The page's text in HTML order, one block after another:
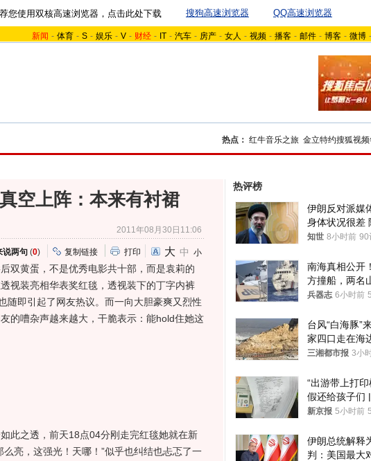
您使用双核高速浏览器，点击此处下载 搜狗高速浏览器 QQ高速浏览器
新闻 - 体育 - S - 娱乐 - V - 财经 - IT - 汽车 - 房产 - 女人 - 视频 - 播客 - 邮件 - 博客 - 微博 -
热点： 红牛音乐之旅 金立特约搜狐视
空上阵：本来有衬裙
2011年08月30日11:06
说两句 (0) 复制链接 打印 大 中 小
黄蛋，不是优秀电影共十部，而是袁莉的
视装亮相华表奖红毯，透视装下的丁字内裤
随即引起了网友热议。而一向大胆豪爽又烈性
的嘈杂声越来越大，干脆表示：能hold住她这
之透，前天18点04分刚走完红毯她就在新
亮，这强光！天哪！”似乎也纠结也忐忑了一
热评榜
伊朗反对派媒
身体状况很差
世
知世 8小时前 90
南海真相公开
方撞船，两名
武警最高荣誉
兵器志 6小时前
台风“白海豚”
家四口走在海
中9岁男孩被
三湘都市报 3小
“出游带上打
假还给孩子们
新京报 5小时前
伊朗总统解释
判：美国最大